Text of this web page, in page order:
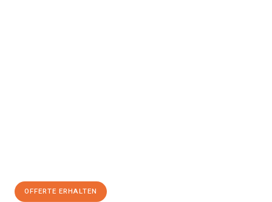
OFFERTE ERHALTEN